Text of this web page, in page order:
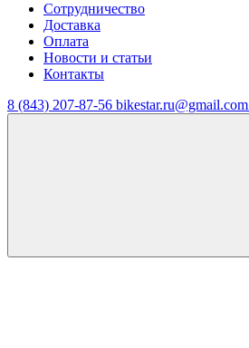
Сотрудничество
Доставка
Оплата
Новости и статьи
Контакты
8 (843) 207-87-56 bikestar.ru@gmail.com